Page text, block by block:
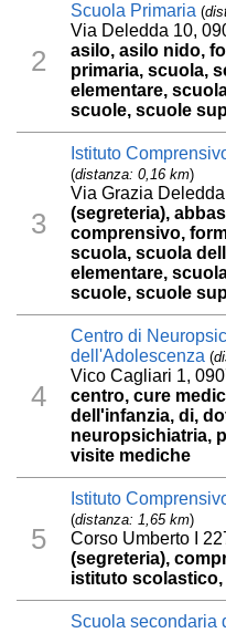
2
Scuola Primaria (
Via Deledda 10,
asilo, asilo nido,
primaria, scuola,
elementare,
scuole, scuole
3
Istituto
(distanza: 0,16 km)
Via Grazia
(segreteria),
comprensivo,
scuola, scuola
elementare,
scuole, scuole
4
Centro di
dell'Adolescenza (
Vico Cagliari 1,
centro, cure
dell'infanzia, di,
neuropsichiatria,
visite mediche
5
Istituto
(distanza: 1,65 km)
Corso Umberto I
(segreteria),
istituto
Scuola secondaria